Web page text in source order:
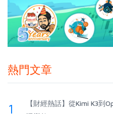
熱門文章
1
【財經熱話】從Kimi K3到